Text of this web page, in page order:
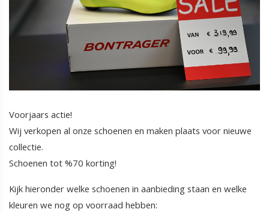
Voorjaars actie!
Wij verkopen al onze schoenen en maken plaats voor nieuwe
collectie.
Schoenen tot %70 korting!
Kijk hieronder welke schoenen in aanbieding staan en welke
kleuren we nog op voorraad hebben: